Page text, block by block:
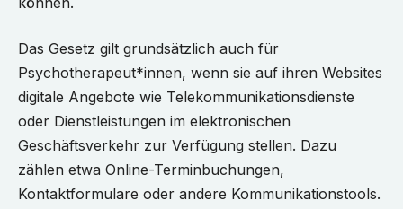
Das Gesetz gilt grundsätzlich auch für
Psychotherapeut*innen, wenn sie auf ihren Websites
digitale Angebote wie Telekommunikationsdienste
oder Dienstleistungen im elektronischen
Geschäftsverkehr zur Verfügung stellen. Dazu
zählen etwa Online-Terminbuchungen,
Kontaktformulare oder andere Kommunikationstools.